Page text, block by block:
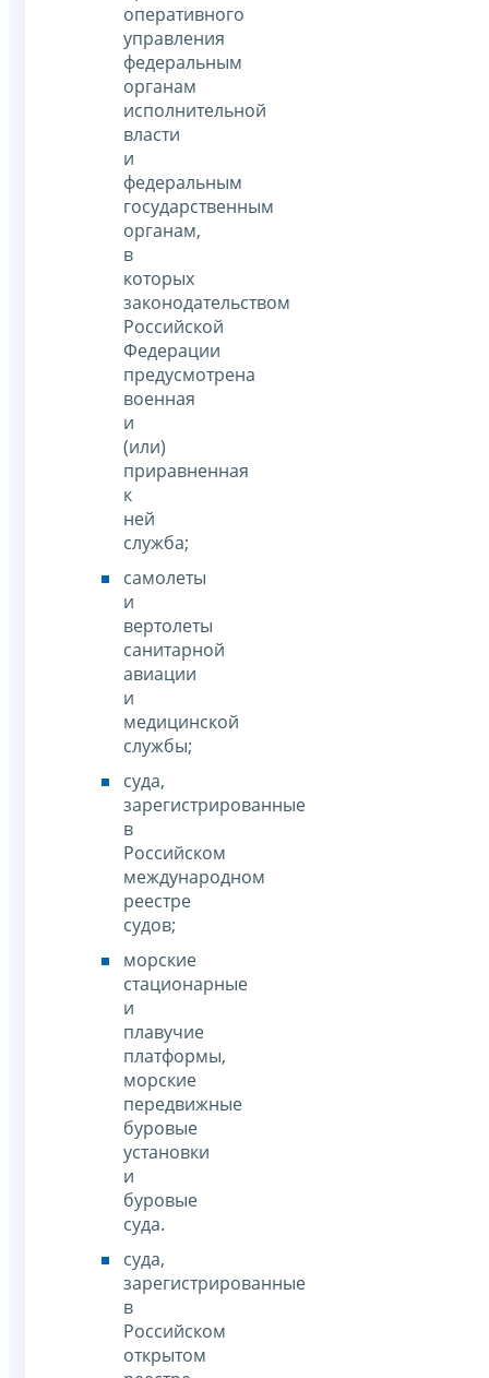
оперативного
управления
федеральным
органам
исполнительной
власти
и
федеральным
государственным
органам,
в
которых
законодательством
Российской
Федерации
предусмотрена
военная
и
(или)
приравненная
к
ней
служба;
самолеты
и
вертолеты
санитарной
авиации
и
медицинской
службы;
суда,
зарегистрированные
в
Российском
международном
реестре
судов;
морские
стационарные
и
плавучие
платформы,
морские
передвижные
буровые
установки
и
буровые
суда.
суда,
зарегистрированные
в
Российском
открытом